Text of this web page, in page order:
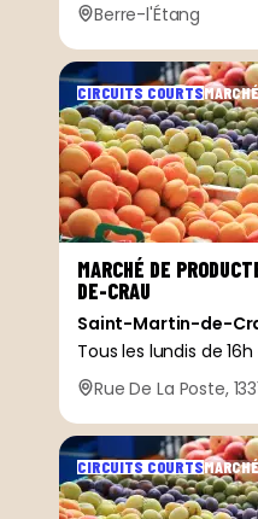
Berre-l'Étang
MARCHÉ DE
DE-CRAU
CIRCUITS COURTS
Saint-Martin-de-
Tous les lundis de 16h
Rue De La Poste,
CIRCUITS COURTS